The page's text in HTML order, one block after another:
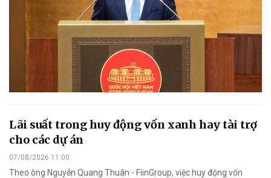
Lãi suất trong huy động vốn xanh hay tài trợ
cho các dự án
07/08/2026 11:00
Theo ông Nguyễn Quang Thuân - FiinGroup, việc huy động vốn